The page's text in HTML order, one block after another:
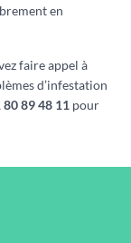
en
faire appel à
d’infestation
80 89 48 11 pour